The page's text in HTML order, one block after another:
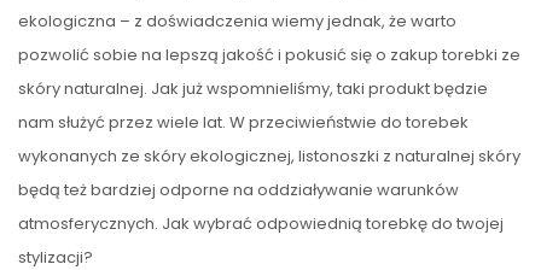
ekologiczna – z doświadczenia wiemy jednak, że warto
pozwolić sobie na lepszą jakość i pokusić się o zakup torebki ze
skóry naturalnej. Jak już wspomnieliśmy, taki produkt będzie
nam służyć przez wiele lat. W przeciwieństwie do torebek
wykonanych ze skóry ekologicznej, listonoszki z naturalnej skóry
będą też bardziej odporne na oddziaływanie warunków
atmosferycznych. Jak wybrać odpowiednią torebkę do twojej
stylizacji?